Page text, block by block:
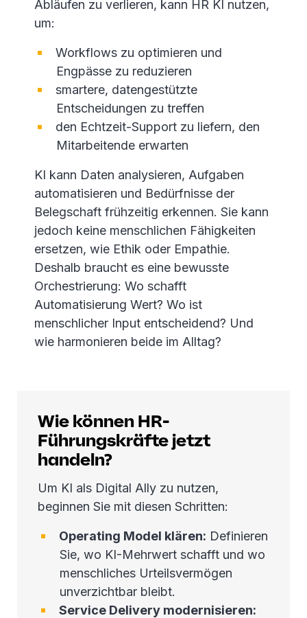
Abläufen zu verlieren, kann HR KI nutzen,
um:
Workflows zu optimieren und
Engpässe zu reduzieren
smartere, datengestützte
Entscheidungen zu treffen
den Echtzeit-Support zu liefern, den
Mitarbeitende erwarten
KI kann Daten analysieren, Aufgaben
automatisieren und Bedürfnisse der
Belegschaft frühzeitig erkennen. Sie kann
jedoch keine menschlichen Fähigkeiten
ersetzen, wie Ethik oder Empathie.
Deshalb braucht es eine bewusste
Orchestrierung: Wo schafft
Automatisierung Wert? Wo ist
menschlicher Input entscheidend? Und
wie harmonieren beide im Alltag?
Wie können HR-
Führungskräfte jetzt
handeln?
Um KI als Digital Ally zu nutzen,
beginnen Sie mit diesen Schritten:
Operating Model klären: Definieren
Sie, wo KI-Mehrwert schafft und wo
menschliches Urteilsvermögen
unverzichtbar bleibt.
Service Delivery modernisieren: